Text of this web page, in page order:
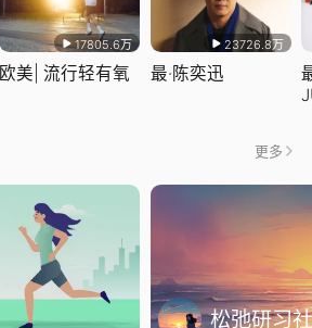
17805.6万
欧美| 流行轻有氧
23726.8万
最·陈奕迅
更多
松弛研习社